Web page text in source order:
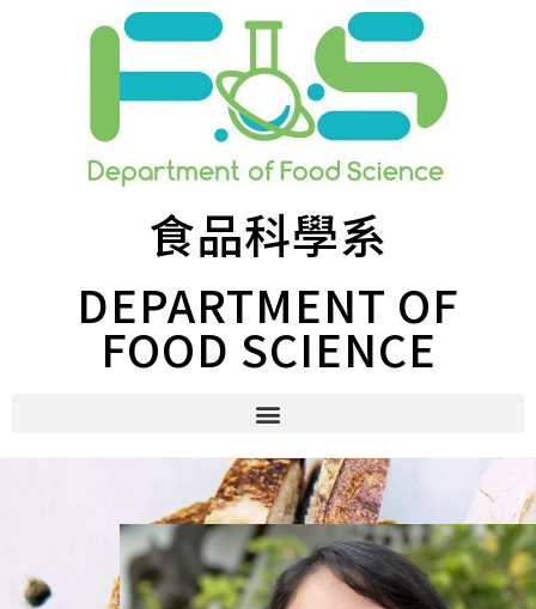
食品科學系
DEPARTMENT OF
FOOD SCIENCE